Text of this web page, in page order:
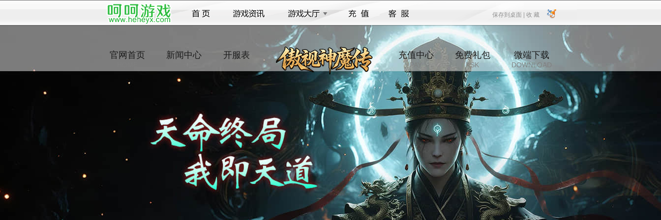
保存到桌面 |
保存到桌面 收 藏
收 藏
官网首页 新闻中心 开服表 充值中心
PAY
免费礼包
XSK
微端下载
DOWNLOAD